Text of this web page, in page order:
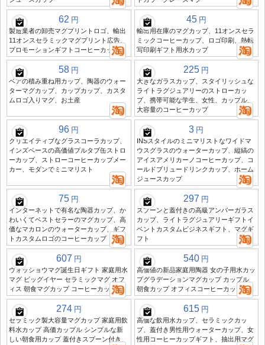
62 円
製造業者の卸売マグプリントロゴ、輸出
11オンスセラミックマグプリント広告、
プロモーションギフトコーヒーカップ
45 円
輸出用在庫のマグカップ、11オンスセラ
ミックコーヒーカップ、ロゴ印刷、熱転
写印刷ギフト用水カップ
58 円
ベアの積み重ね用カップ、陶器のウォー
ターマグカップ、カップカップ、カスタ
ムロゴ入りマグ、お土産
225 円
大きなガラスカップ、スタイリッシュな
ライトラグジュアリーのストローカッ
プ、携帯可能な学生、女性、カップル、
大容量のコーヒーカップ
96 円
クリエイティブなグラスコーラカップ、
インズベースの高価値プルタブ缶ストロ
ーカップ、ストローコーヒーカップメー
カー、モダンでミニマリスト
3 円
INSスタイルのミニマリストなワイドマ
ウスグラスのウォーターカップ、縦縞の
アイスアメリカーノコーヒーカップ、コ
ールドブリュードリンクカップ、ホーム
ジュースカップ
75 円
インターネットで有名な陶器カップ、か
わいくてベストセラーのマグカップ、高
価なマカロンのウォーターカップ、ギフ
トカスタムロゴのコーヒーカップ
297 円
スプーンと蓋付きの高級アンバーガラス
カップ、ライトラグジュアリーギフトイ
ベントカスタムビジネスギフト、マグギ
フト
607 円
ウォッショウマグ誕生日ギフト 家庭用水
マグ ビッグイヤー セラミックマグ オフ
ィス 朝食マグカップ コーヒーカップ
540 円
高価値の新品家庭用陶器 女の子用水カッ
プグラデーションマグカップ カップル
朝食カップ オフィスコーヒーカップ
274 円
セラミック製大容量マグカップ 家庭用飲
料水カップ 高価カップル シンプルな新
しい朝食用カップ 蓋付きスプーン付き
615 円
高価な飲用水カップ、セラミックカッ
プ、蓋付き男性用ウォーターカップ、女
性用コーヒーカップギフト、抽出用マグ